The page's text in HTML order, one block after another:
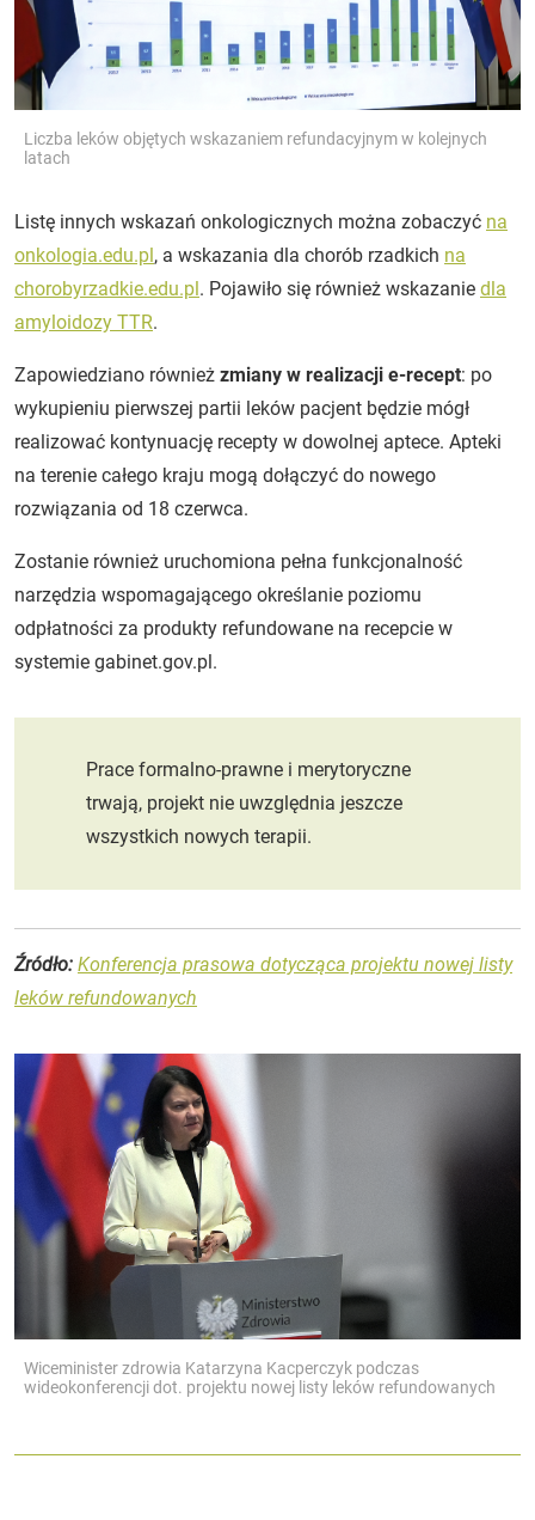
Liczba leków objętych wskazaniem refundacyjnym w kolejnych
latach
Listę innych wskazań onkologicznych można zobaczyć na
onkologia.edu.pl, a wskazania dla chorób rzadkich na
chorobyrzadkie.edu.pl. Pojawiło się również wskazanie dla
amyloidozy TTR.
Zapowiedziano również zmiany w realizacji e-recept: po
wykupieniu pierwszej partii leków pacjent będzie mógł
realizować kontynuację recepty w dowolnej aptece. Apteki
na terenie całego kraju mogą dołączyć do nowego
rozwiązania od 18 czerwca.
Zostanie również uruchomiona pełna funkcjonalność
narzędzia wspomagającego określanie poziomu
odpłatności za produkty refundowane na recepcie w
systemie gabinet.gov.pl.
Prace formalno-prawne i merytoryczne
trwają, projekt nie uwzględnia jeszcze
wszystkich nowych terapii.
Źródło: Konferencja prasowa dotycząca projektu nowej listy
leków refundowanych
Wiceminister zdrowia Katarzyna Kacperczyk podczas
wideokonferencji dot. projektu nowej listy leków refundowanych